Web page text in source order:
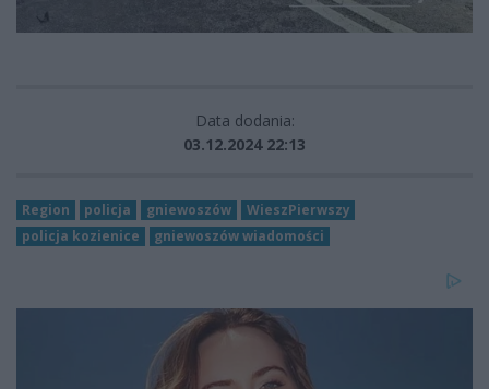
Data dodania:
03.12.2024 22:13
Region policja gniewoszów
WieszPierwszy
policja kozienice
gniewoszów wiadomości